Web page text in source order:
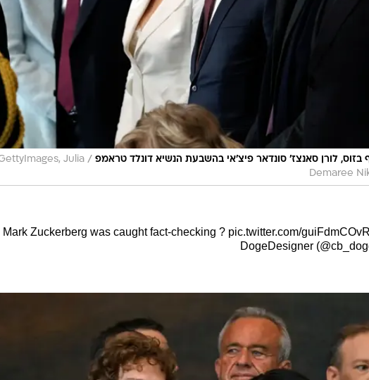
בזוס, לורן סאנצז' סונדאר פיצ'אי בהשבעת הנשיא דונלד טראמפ /
Julia
Demaree
Mark Zuckerberg was caught fact-checking ? pic.twitter.com/guiFdmCOvR